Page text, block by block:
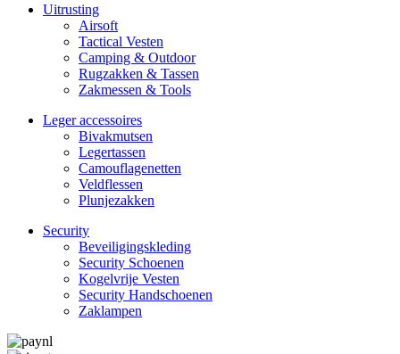
Uitrusting
Airsoft
Tactical Ves­ten
Camping & Outdoor
Rugzakken & Tassen
Zakmessen & Tools
Leger accessoires
Bivakmutsen
Legertassen
Camouflage­­netten
Veldflessen
Plunjezakken
Security
Beveiligings­­kleding
Security Schoenen
Kogelvrije Vesten
Security Hand­­schoenen
Zaklampen